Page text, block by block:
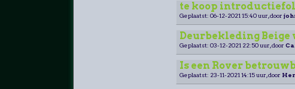
te koop
Geplaatst: 06-12-2021 15:40 uur, door
Deurbekleding Beige
Geplaatst: 03-12-2021 22:50 uur, door
Is een Rover
Geplaatst: 23-11-2021 14:15 uur, door